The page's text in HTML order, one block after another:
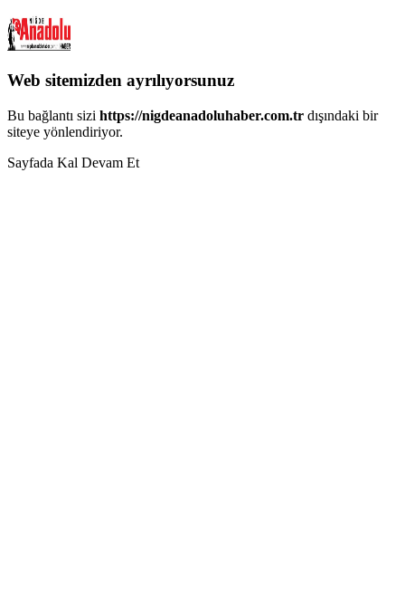
Web sitemizden ayrılıyorsunuz
Bu bağlantı sizi https://nigdeanadoluhaber.com.tr dışındaki bir
siteye yönlendiriyor.
Sayfada Kal Devam Et